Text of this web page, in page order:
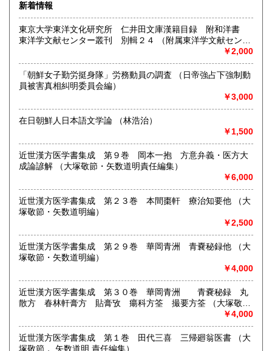
熊本県 600円 大分県 600円
宮崎県 600円 鹿児島県 600円
1,500円
沿線名：JR/近鉄/地下鉄
最寄駅：鶴橋駅(南へ3分) JRガード下
営業時間：PM1〜PM7 【年末年始休業期間】 2025年12
月30日(火)～ 2026年1月4日(日) 【営業再開日】 2026年1月5
日(月)より、通常営業いたします。 休業期間中も、「日本の
古本屋」他メールでのご注文は受け付けております。
定休日：定休日 毎週水曜日休みます。
買取大歓迎
取り扱い分野
哲学宗教、歴史、社会科学、美術工芸、古典籍、近代文献、
趣味、サブカルチャー、古書一般（その他）
新着情報
東京大学東洋文化研究所 仁井田文庫漢籍目録 附和洋書
東洋学文献センター叢刊 別輯２４ （附属東洋学文献センタ
￥2,000
「朝鮮女子勤労挺身隊」労務動員の調査 （日帝強占下強制動
員被害真相糾明委員会編）
￥3,000
在日朝鮮人日本語文学論 （林浩治）
￥1,500
近世漢方医学書集成 第９巻 岡本一抱 方意弁義・医方大
成論諺解 （大塚敬節・矢数道明責任編集）
￥6,000
近世漢方医学書集成 第２３巻 本間棗軒 療治知要他 （大
塚敬節・矢数道明編）
￥2,500
近世漢方医学書集成 第２９巻 華岡青洲 青嚢秘録他 （大
塚敬節・矢数道明編）
￥4,000
近世漢方医学書集成 第３０巻 華岡青洲 青嚢秘録 丸
散方 春林軒膏方 貼膏攷 瘍科方筌 撮要方筌 （大塚敬
￥4,000
近世漢方医学書集成 第１巻 田代三喜 三帰廻翁医書 （大
塚敬節， 矢数道明 責任編集）